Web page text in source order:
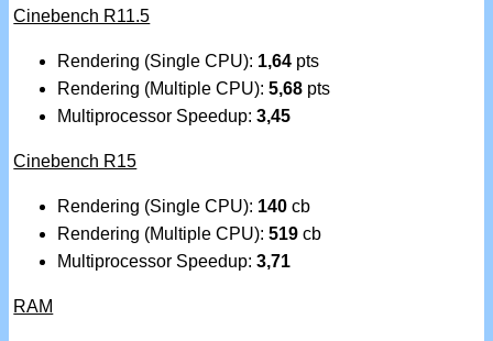
Cinebench R11.5
Rendering (Single CPU): 1,64 pts
Rendering (Multiple CPU):5,68 pts
Multiprocessor Speedup:3,45
Cinebench R15
Rendering (Single CPU): 140 cb
Rendering (Multiple CPU):519 cb
Multiprocessor Speedup:3,71
RAM